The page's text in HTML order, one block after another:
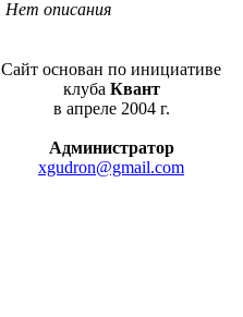
Нет описания
Сайт основан по инициативе
клуба Квант
в апреле 2004 г.
Администратор
xgudron@gmail.com